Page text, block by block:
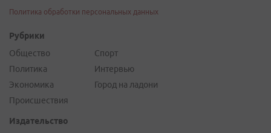
Политика обработки персональных данных
Рубрики
Общество
Политика
Экономика
Происшествия
Спорт
Интервью
Город на ладони
Издательство